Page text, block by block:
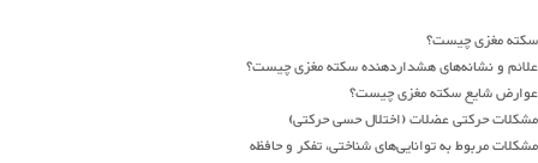
سکته مغزی چیست؟
علائم ونشانههایهشداردهنده سکته مغزی چیست؟
عوارض شایع سکته مغزی چیست؟
مشکلات حرکتی عضلات(اختلال حسی حرکتی)
مشکلات مربوط بهتوانایی‌هایشناختی، تفکروحافظه